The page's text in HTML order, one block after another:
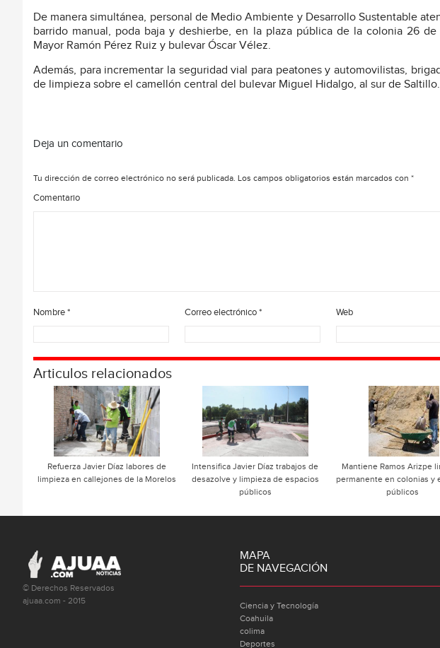
De manera simultánea, personal de Medio Ambiente y Desarrollo Sustentable
barrido manual, poda baja y deshierbe, en la plaza pública de la colonia 26
Mayor Ramón Pérez Ruiz y bulevar Óscar Vélez.
Además, para incrementar la seguridad vial para peatones y automovilistas,
de limpieza sobre el camellón central del bulevar Miguel Hidalgo, al sur de Saltillo.
Deja un comentario
Tu dirección de correo electrónico no será publicada. Los campos obligatorios están marcados con *
Comentario
Nombre* Correo electrónico* Web
Articulos relacionados
Refuerza Javier Díaz labores de
limpieza en callejones de la Morelos
Intensifica Javier Díaz trabajos de
desazolve y limpieza de espacios
públicos
Mantiene Ramos Arizpe
permanente en colonias y
públicos
© Derechos Reservados
ajuaa.com - 2015
MAPA
DE NAVEGACIÓN
Ciencia y Tecnología
Coahuila
colima
Deportes